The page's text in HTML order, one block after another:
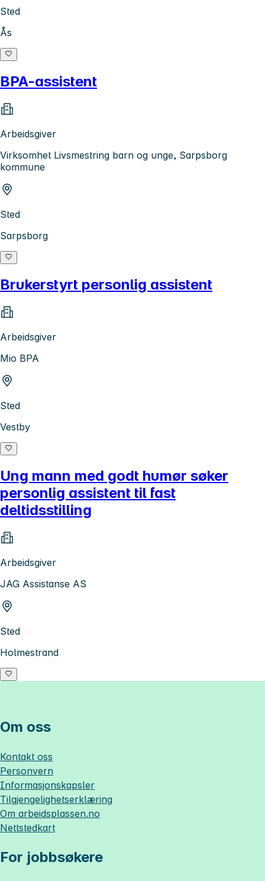
Sted
Ås
BPA-assistent
Arbeidsgiver
Virksomhet Livsmestring barn og unge, Sarpsborg
kommune
Sted
Sarpsborg
Brukerstyrt personlig assistent
Arbeidsgiver
Mio BPA
Sted
Vestby
Ung mann med godt humør søker
personlig assistent til fast
deltidsstilling
Arbeidsgiver
JAG Assistanse AS
Sted
Holmestrand
Om oss
Kontakt oss
Personvern
Informasjonskapsler
Tilgjengelighetserklæring
Om arbeidsplassen.no
Nettstedkart
For jobbsøkere